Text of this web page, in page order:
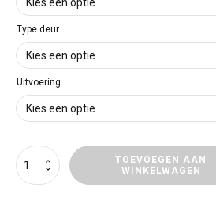
tot
€ 72
Type deur
Uitvoering
Deurpanelen
Nissan
TOEVOEGEN AAN
WINKELWAGEN